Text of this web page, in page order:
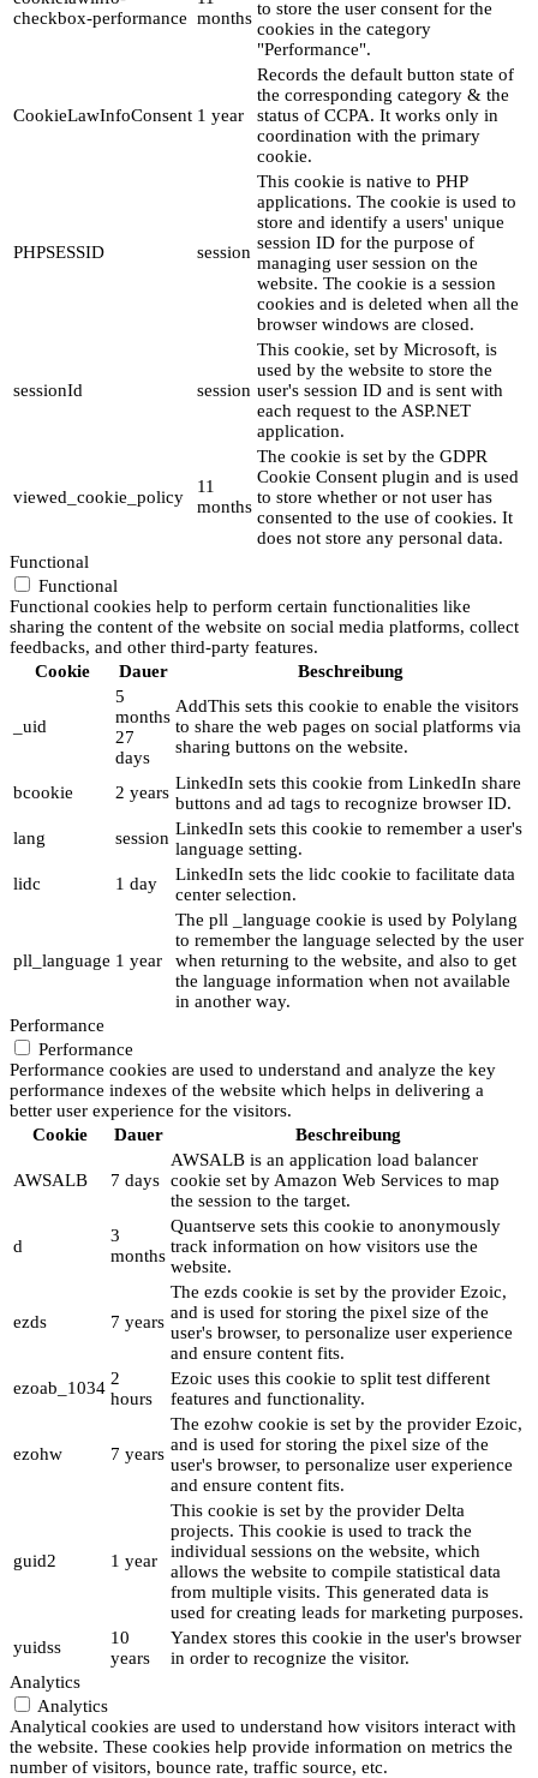
checkbox-performance months to store the user consent for the
cookies in the category
"Performance".
CookieLawInfoConsent 1 year
Records the default button state of
the corresponding category & the
status of CCPA. It works only in
coordination with the primary
cookie.
PHPSESSID session
This cookie is native to PHP
applications. The cookie is used to
store and identify a users' unique
session ID for the purpose of
managing user session on the
website. The cookie is a session
cookies and is deleted when all the
browser windows are closed.
sessionId session
This cookie, set by Microsoft, is
used by the website to store the
user's session ID and is sent with
each request to the ASP.NET
application.
viewed_cookie_policy
11
months
The cookie is set by the GDPR
Cookie Consent plugin and is used
to store whether or not user has
consented to the use of cookies. It
does not store any personal data.
Functional
Functional
Functional cookies help to perform certain functionalities like
sharing the content of the website on social media platforms, collect
feedbacks, and other third-party features.
Cookie
Dauer Beschreibung
_uid
5
months
27
days
AddThis sets this cookie to enable the visitors
to share the web pages on social platforms via
sharing buttons on the website.
bcookie 2 years LinkedIn sets this cookie from LinkedIn share
buttons and ad tags to recognize browser ID.
lang
session LinkedIn sets this cookie to remember a user's
language setting.
lidc
1 day
LinkedIn sets the lidc cookie to facilitate data
center selection.
pll_language 1 year
The pll _language cookie is used by Polylang
to remember the language selected by the user
when returning to the website, and also to get
the language information when not available
in another way.
Performance
Performance
Performance cookies are used to understand and analyze the key
performance indexes of the website which helps in delivering a
better user experience for the visitors.
Cookie
Dauer Beschreibung
AWSALB 7 days
AWSALB is an application load balancer
cookie set by Amazon Web Services to map
the session to the target.
d
3
months
Quantserve sets this cookie to anonymously
track information on how visitors use the
website.
ezds 7 years
The ezds cookie is set by the provider Ezoic,
and is used for storing the pixel size of the
user's browser, to personalize user experience
and ensure content fits.
ezoab_1034 2
hours
Ezoic uses this cookie to split test different
features and functionality.
ezohw 7 years
The ezohw cookie is set by the provider Ezoic,
and is used for storing the pixel size of the
user's browser, to personalize user experience
and ensure content fits.
guid2 1 year
This cookie is set by the provider Delta
projects. This cookie is used to track the
individual sessions on the website, which
allows the website to compile statistical data
from multiple visits. This generated data is
used for creating leads for marketing purposes.
yuidss
10
years
Yandex stores this cookie in the user's browser
in order to recognize the visitor.
Analytics
Analytics
Analytical cookies are used to understand how visitors interact with
the website. These cookies help provide information on metrics the
number of visitors, bounce rate, traffic source, etc.